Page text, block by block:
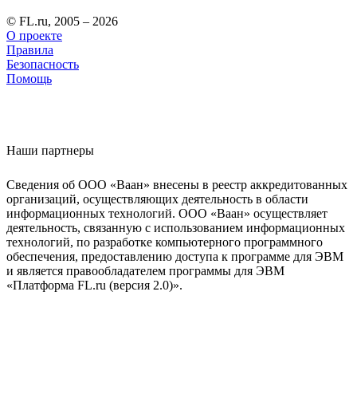
© FL.ru, 2005 – 2026
О проекте
Правила
Безопасность
Помощь
Наши партнеры
Сведения об ООО «Ваан» внесены в реестр аккредитованных
организаций, осуществляющих деятельность в области
информационных технологий. ООО «Ваан» осуществляет
деятельность, связанную с использованием информационных
технологий, по разработке компьютерного программного
обеспечения, предоставлению доступа к программе для ЭВМ
и является правообладателем программы для ЭВМ
«Платформа FL.ru (версия 2.0)».